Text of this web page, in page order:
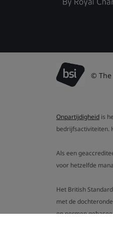
© The
Onpartijdigheid is
bedrijfsactiviteiten.
Als een
voor hetzelfde
Het British
met de
op normen